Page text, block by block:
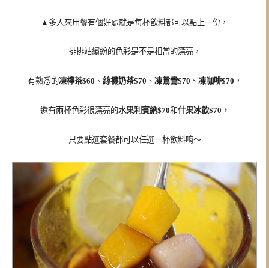
▲多人來用餐有個好處就是每杯飲料都可以點上一份，
排排站繽紛的色彩是不是相當的漂亮，
有熟悉的凍檸茶$60 、 絲襪奶茶$70 、 凍鴛鴦$70 、 凍咖啡$70 ，
還有兩杯色彩很漂亮的水果利賓納$70和什果冰飲$70，
只要點選套餐都可以任選一杯飲料唷～